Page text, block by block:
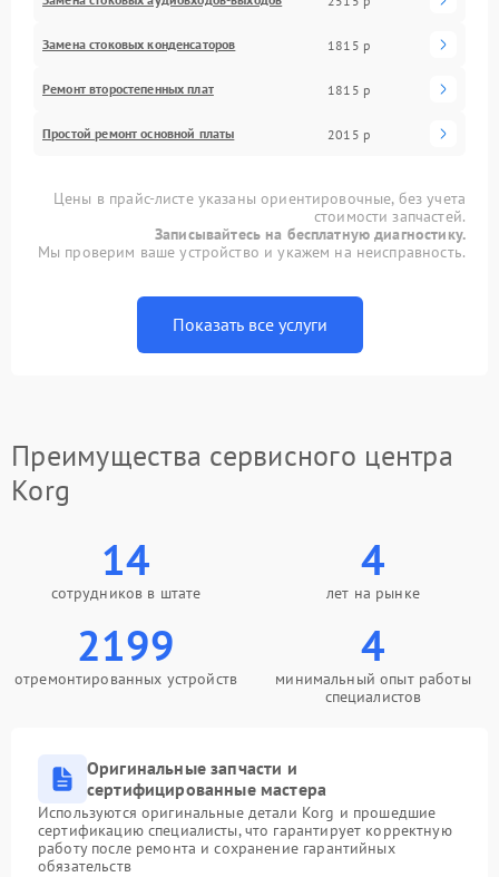
Замена стоковых конденсаторов 1815 р
Ремонт второстепенных плат 1815 р
Простой ремонт основной платы 2015 р
Цены в прайс-листе указаны ориентировочные, без учета
стоимости запчастей.
Записывайтесь на бесплатную диагностику.
Мы проверим ваше устройство и укажем на неисправность.
Показать все услуги
Преимущества сервисного центра
Korg
14
сотрудников в штате
4
лет на рынке
2199
отремонтированных устройств
4
минимальный опыт работы
специалистов
Оригинальные запчасти и
сертифицированные мастера
Используются оригинальные детали Korg и прошедшие
сертификацию специалисты, что гарантирует корректную
работу после ремонта и сохранение гарантийных
обязательств